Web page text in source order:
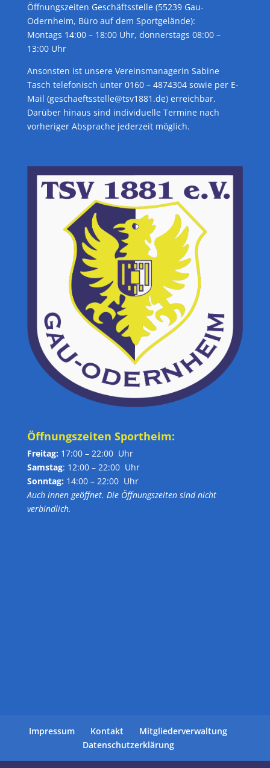
Öffnungszeiten Geschäftsstelle (55239 Gau-
Odernheim, Büro auf dem Sportgelände):
Montags 14:00 – 18:00 Uhr, donnerstags 08:00 –
13:00 Uhr
Ansonsten ist unsere Vereinsmanagerin Sabine
Tasch telefonisch unter 0160 – 4874304 sowie per E-
Mail (geschaeftsstelle@tsv1881.de) erreichbar.
Darüber hinaus sind individuelle Termine nach
vorheriger Absprache jederzeit möglich.
Öffnungszeiten Sportheim:
Freitag: 17:00 – 22:00 Uhr
Samstag: 12:00 – 22:00 Uhr
Sonntag: 14:00 – 22:00 Uhr
Auch innen geöffnet. Die Öffnungszeiten sind nicht
verbindlich.
Impressum Kontakt
Mitgliederverwaltung
Datenschutzerklärung